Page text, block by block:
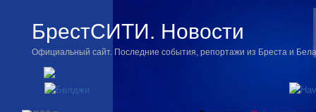
БрестСИТИ. Новости
Официальный сайт. Последние события, репортажи из Бреста и